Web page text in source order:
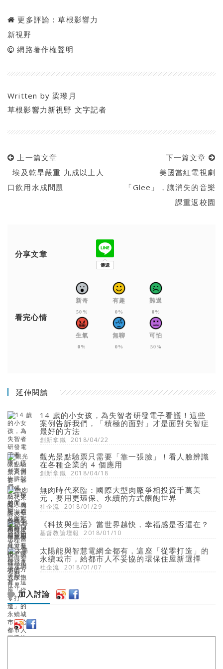
更多評論：草根影響力
新視野
網路著作權聲明
Written by梁瓈月
草根影響力新視野 文字記者
上一篇文章
埃及乾旱嚴重 九成以上人
口飲用水成問題
下一篇文章
美國當紅電視劇
「Glee」，讓消失的音樂
課重返校園
分享文章
看完心情
新奇
50%
有趣
0%
難過
0%
生氣
0%
無聊
0%
可怕
50%
延伸閱讀
14 歲的小女孩，為失智者研發電子看護！這些
案例告訴我們，「積極的面對」才是面對失智症
最好的方法
創新拿鐵 2018/04/22
觀光景點驗票只需要「靠一張臉」！看人臉辨識
在各種企業的 4 個應用
創新拿鐵 2018/04/18
無肉時代來臨：國際大型肉廠爭相投資千萬美
元，要用更環保、永續的方式餵飽世界
社企流 2018/01/29
《科技與生活》當世界越快，幸福感是否還在？
基督教論壇報 2018/01/10
太陽能與智慧電網全都有，這座「從零打造」的
永續城市，給都市人不妥協的環保住屋新選擇
社企流 2018/01/07
加入討論